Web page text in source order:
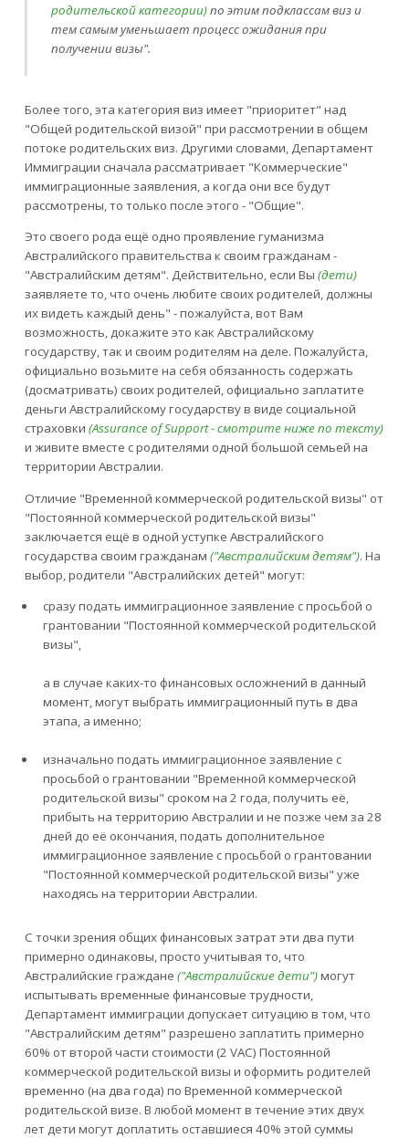
родительской категории)по этим подклассам виз и
тем самым уменьшает процесс ожидания при
получении визы".
Более того, эта категория виз имеет "приоритет" над
"Общей родительской визой" при рассмотрении в общем
потоке родительских виз. Другими словами, Департамент
Иммиграции сначала рассматривает "Коммерческие"
иммиграционные заявления, а когда они все будут
рассмотрены, то только после этого - "Общие".
Это своего рода ещё одно проявление гуманизма
Австралийского правительства к своим гражданам -
"Австралийским детям". Действительно, если Вы (дети)
заявляете то, что очень любите своих родителей, должны
их видеть каждый день" - пожалуйста, вот Вам
возможность, докажите это как Австралийскому
государству, так и своим родителям на деле. Пожалуйста,
официально возьмите на себя обязанность содержать
(досматривать) своих родителей, официально заплатите
деньги Австралийскому государству в виде социальной
страховки (Assurance of Support - смотрите ниже по тексту)
и живите вместе c родителями одной большой семьей на
территории Австралии.
Отличие "Временной коммерческой родительской визы" от
"Постоянной коммерческой родительской визы"
заключается ещё в одной уступке Австралийского
государства своим гражданам ("Австралийским детям"). На
выбор, родители "Австралийских детей" могут:
сразу подать иммиграционное заявление с просьбой о
грантовании "Постоянной коммерческой родительской
визы",
а в случае каких-то финансовых осложнений в данный
момент, могут выбрать иммиграционный путь в два
этапа, а именно;
изначально подать иммиграционное заявление с
просьбой о грантовании "Временной коммерческой
родительской визы" сроком на 2 года, получить её,
прибыть на территорию Австралии и не позже чем за 28
дней до её окончания, подать дополнительное
иммиграционное заявление с просьбой о грантовании
"Постоянной коммерческой родительской визы" уже
находясь на территории Австралии.
С точки зрения общих финансовых затрат эти два пути
примерно одинаковы, просто учитывая то, что
Австралийские граждане ("Австралийские дети")могут
испытывать временные финансовые трудности,
Департамент иммиграции допускает ситуацию в том, что
"Австралийским детям" разрешено заплатить примерно
60% от второй части стоимости (2 VAC) Постоянной
коммерческой родительской визы и оформить родителей
временно (на два года) по Временной коммерческой
родительской визе. В любой момент в течение этих двух
лет дети могут доплатить оставшиеся 40% этой суммы